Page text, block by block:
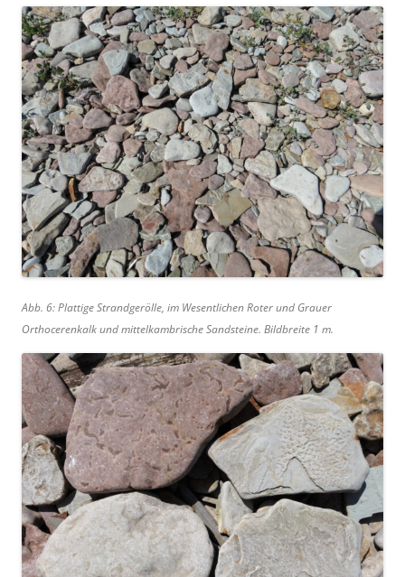
Abb. 6: Plattige Strandgerölle, im Wesentlichen Roter und Grauer
Orthocerenkalk und mittelkambrische Sandsteine. Bildbreite 1 m.